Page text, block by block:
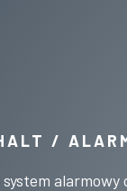
/